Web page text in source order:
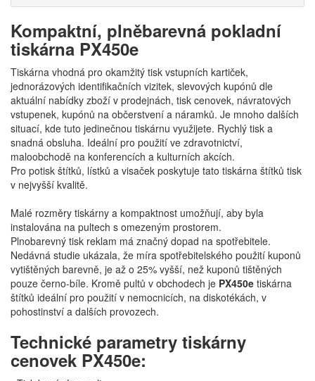
Kompaktní, plněbarevná pokladní
tiskárna PX450e
Tiskárna vhodná pro okamžitý tisk vstupních kartiček,
jednorázových identifikačních vizitek, slevových kupónů dle
aktuální nabídky zboží v prodejnách, tisk cenovek, návratových
vstupenek, kupónů na občerstvení a náramků. Je mnoho dalších
situací, kde tuto jedinečnou tiskárnu využijete. Rychlý tisk a
snadná obsluha. Ideální pro použití ve zdravotnictví,
maloobchodě na konferencích a kulturních akcích.
Pro potisk štítků, lístků a visaček poskytuje tato tiskárna štítků tisk
v nejvyšší kvalitě.
Malé rozměry tiskárny a kompaktnost umožňují, aby byla
instalována na pultech s omezeným prostorem.
Plnobarevný tisk reklam má značný dopad na spotřebitele.
Nedávná studie ukázala, že míra spotřebitelského použití kuponů
vytištěných barevně, je až o 25% vyšší, než kuponů tištěných
pouze černo-bíle. Kromě pultů v obchodech je PX450e tiskárna
štítků ideální pro použití v nemocnicích, na diskotékách, v
pohostinství a dalších provozech.
Technické parametry tiskárny
cenovek PX450e: